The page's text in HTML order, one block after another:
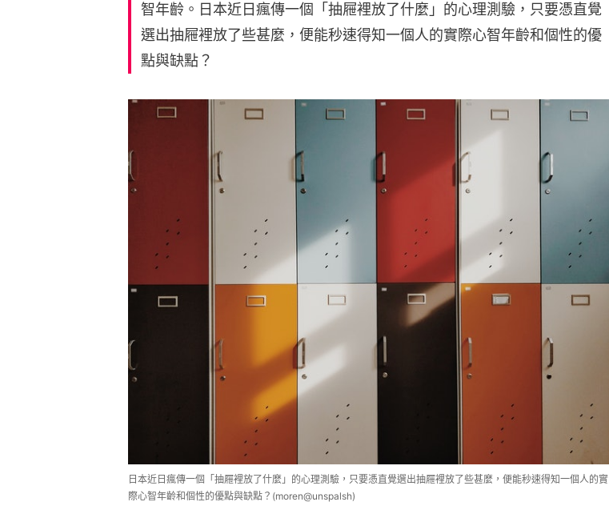
智年齡。日本近日瘋傳一個「抽屜裡放了什麼」的心理測驗，只要憑直覺
選出抽屜裡放了些甚麼，便能秒速得知一個人的實際心智年齡和個性的優
點與缺點？
日本近日瘋傳一個「抽屜裡放了什麼」的心理測驗，只要憑直覺選出抽屜裡放了些甚麼，便能秒速得知一個人的實
際心智年齡和個性的優點與缺點？(moren@unspalsh)